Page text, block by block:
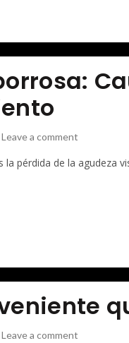
Leave a comment
la pérdida de la agudeza
Leave a comment